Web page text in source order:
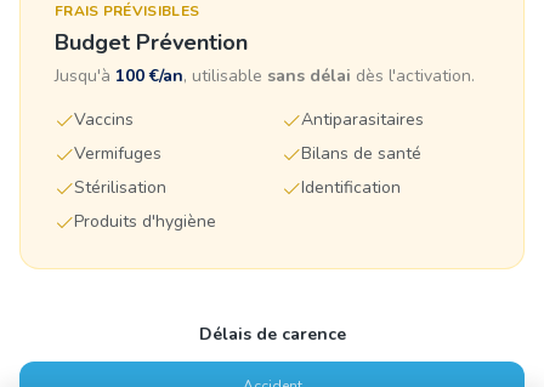
FRAIS PRÉVISIBLES
Budget Prévention
Jusqu'à 100 €/an, utilisable sans délai dès l'activation.
Vaccins
Antiparasitaires
Vermifuges
Bilans de santé
Stérilisation
Identification
Produits d'hygiène
Délais de carence